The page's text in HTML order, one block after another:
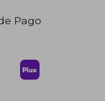
40%
Pago